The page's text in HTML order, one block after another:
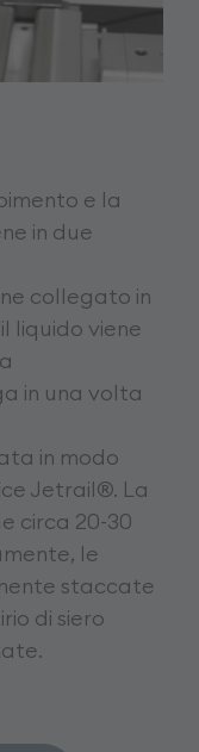
e la
in due
collegato in
liquido viene
in una volta
in modo
Jetrail®. La
circa 20-30
le
staccate
di siero